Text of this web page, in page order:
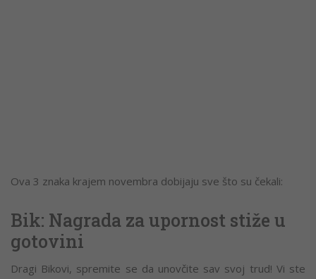
Ova 3 znaka krajem novembra dobijaju sve što su čekali:
Bik: Nagrada za upornost stiže u
gotovini
Dragi Bikovi, spremite se da unovčite sav svoj trud! Vi ste